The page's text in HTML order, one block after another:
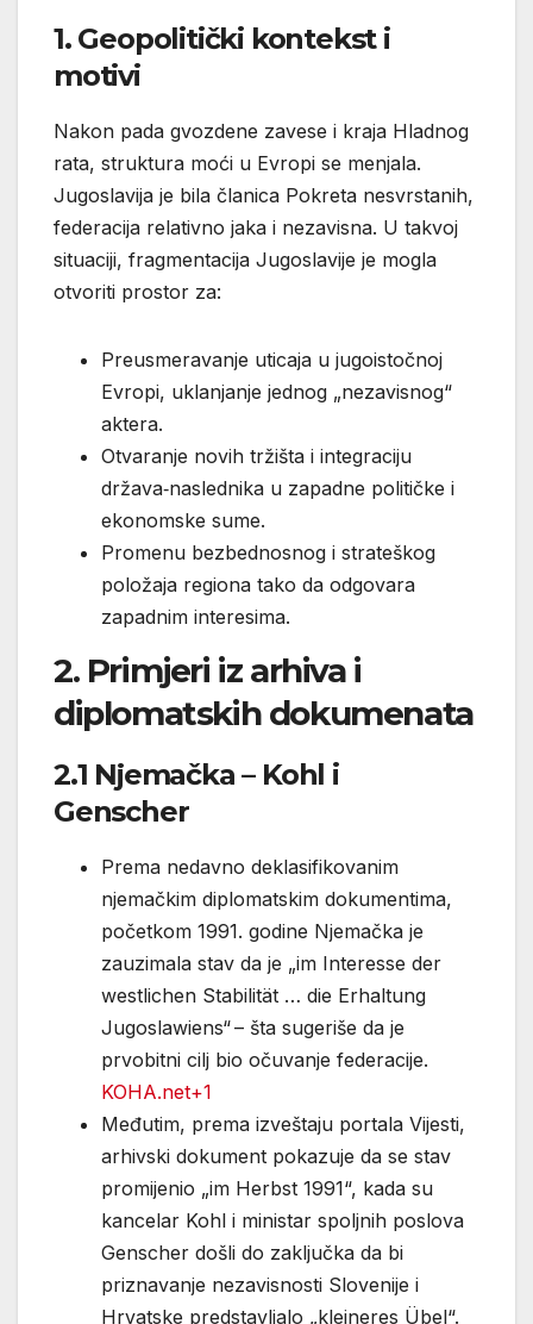
1. Geopolitički kontekst i
motivi
Nakon pada gvozdene zavese i kraja Hladnog
rata, struktura moći u Evropi se menjala.
Jugoslavija je bila članica Pokreta nesvrstanih,
federacija relativno jaka i nezavisna. U takvoj
situaciji, fragmentacija Jugoslavije je mogla
otvoriti prostor za:
Preusmeravanje uticaja u jugoistočnoj
Evropi, uklanjanje jednog „nezavisnog“
aktera.
Otvaranje novih tržišta i integraciju
država‑naslednika u zapadne političke i
ekonomske sume.
Promenu bezbednosnog i strateškog
položaja regiona tako da odgovara
zapadnim interesima.
2. Primjeri iz arhiva i
diplomatskih dokumenata
2.1 Njemačka – Kohl i
Genscher
Prema nedavno deklasifikovanim
njemačkim diplomatskim dokumentima,
početkom 1991. godine Njemačka je
zauzimala stav da je „im Interesse der
westlichen Stabilität … die Erhaltung
Jugoslawiens“ – šta sugeriše da je
prvobitni cilj bio očuvanje federacije.
KOHA.net+1
Međutim, prema izveštaju portala Vijesti,
arhivski dokument pokazuje da se stav
promijenio „im Herbst 1991“, kada su
kancelar Kohl i ministar spoljnih poslova
Genscher došli do zaključka da bi
priznavanje nezavisnosti Slovenije i
Hrvatske predstavljalo „kleineres Übel“.